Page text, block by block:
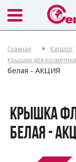
Главная Каталог
Крышки для косметики
белая - АКЦИЯ
КРЫШКА
БЕЛАЯ -